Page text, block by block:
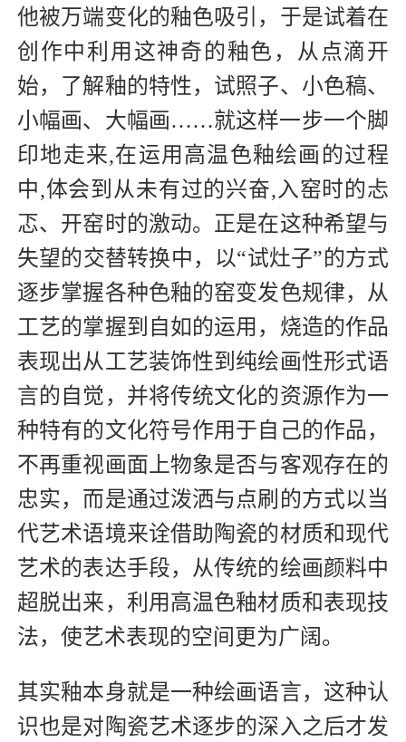
他被万端变化的釉色吸引，于是试着在
创作中利用这神奇的釉色，从点滴开
始，了解釉的特性，试照子、小色稿、
小幅画、大幅画……就这样一步一个脚
印地走来,在运用高温色釉绘画的过程
中,体会到从未有过的兴奋,入窑时的忐
忑、开窑时的激动。正是在这种希望与
失望的交替转换中，以“试灶子”的方式
逐步掌握各种色釉的窑变发色规律，从
工艺的掌握到自如的运用，烧造的作品
表现出从工艺装饰性到纯绘画性形式语
言的自觉，并将传统文化的资源作为一
种特有的文化符号作用于自己的作品，
不再重视画面上物象是否与客观存在的
忠实，而是通过泼洒与点刷的方式以当
代艺术语境来诠借助陶瓷的材质和现代
艺术的表达手段，从传统的绘画颜料中
超脱出来，利用高温色釉材质和表现技
法，使艺术表现的空间更为广阔。
其实釉本身就是一种绘画语言，这种认
识也是对陶瓷艺术逐步的深入之后才发